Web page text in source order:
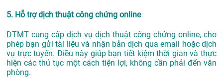
5. Hỗ trợ dịch thuật công chứng online
DTMT cung cấp dịch vụ dịch thuật công chứng online, cho
phép bạn gửi tài liệu và nhận bản dịch qua email hoặc dịch
vụ trực tuyến. Điều này giúp bạn tiết kiệm thời gian và thực
hiện các thủ tục một cách tiện lợi, không cần phải đến văn
phòng.